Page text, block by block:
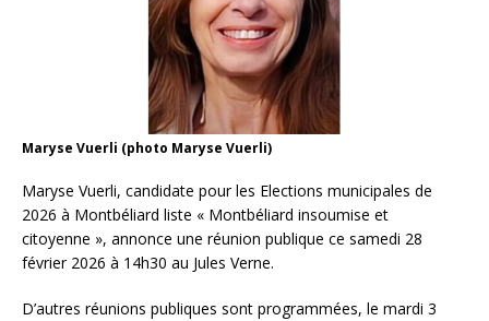
Maryse Vuerli (photo Maryse Vuerli)
Maryse Vuerli, candidate pour les Elections municipales de
2026 à Montbéliard liste « Montbéliard insoumise et
citoyenne », annonce une réunion publique ce samedi 28
février 2026 à 14h30 au Jules Verne.
D’autres réunions publiques sont programmées, le mardi 3